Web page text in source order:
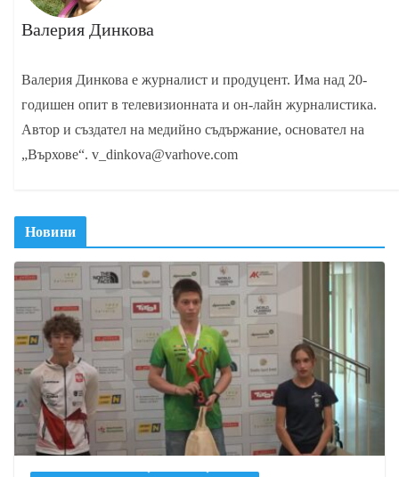
Валерия Динкова
Валерия Динкова е журналист и продуцент. Има над 20-
годишен опит в телевизионната и он-лайн журналистика.
Автор и създател на медийно съдържание, основател на
„Върхове“. v_dinkova@varhove.com
Новини